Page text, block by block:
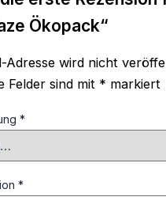
Ökopack“
Adresse wird nicht
Felder sind mit * markiert
*
*